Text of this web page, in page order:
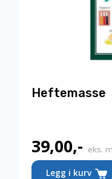
Heftemasse
39,00,- eks.
Legg i kurv